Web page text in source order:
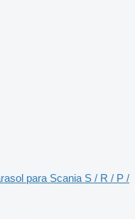
para Scania S / R / P /